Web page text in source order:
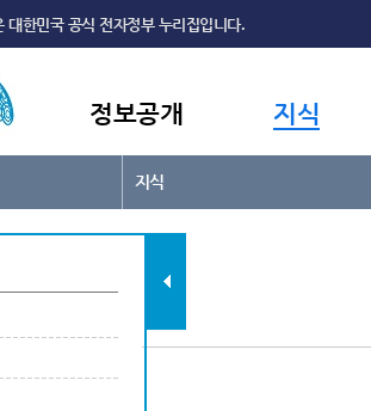
대한민국 공식 전자정부 누리집입니다.
정보공개 지식
지식